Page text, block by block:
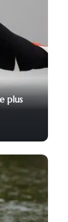
plus